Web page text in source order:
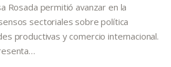
Rosada permitió avanzar en la
sectoriales sobre política
productivas y comercio internacional.